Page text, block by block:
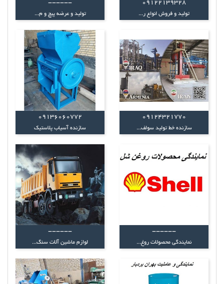
09122139328
تولید و فروش انواع ر...
------
تولید و عرضه پیچ و م...
09124321770
سازنده خط توليد سولف...
09136060772
سازنده آسیاب پلاستیک
------
نمایندگی محصولات روغ...
------
لوازم ماشین آلات سنگ...